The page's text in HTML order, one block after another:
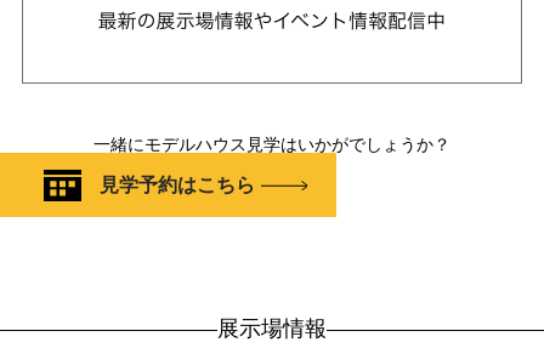
一緒にモデルハウス見学はいかがでしょうか？
見学予約はこちら
展示場情報